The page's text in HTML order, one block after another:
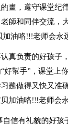
畫，遵守课堂纪
師和同伴交流，
油咯!!!老师会永
真负责的好孩子
好幫手”，课堂上
题做得又快又准
加油咯!!!老师会
自信有礼貌的好